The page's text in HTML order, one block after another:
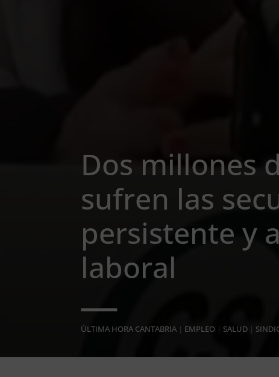
Dos millones
sufren las
persistente y
laboral
ÚLTIMA HORA CANTABRIA | EMPLEO | SALUD |